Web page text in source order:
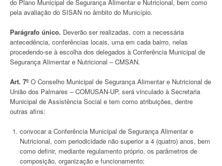
do Plano Municipal de Segurança Alimentar e Nutricional, bem como
pela avaliação do SISAN no âmbito do Município.
Parágrafo único. Deverão ser realizadas, com a necessária
antecedência, conferências locais, uma em cada bairro, nelas
procedendo-se à escolha dos delegados à Conferência Municipal de
Segurança Alimentar e Nutricional – CMSAN.
Art. 7º O Conselho Municipal de Segurança Alimentar e Nutricional de
União dos Palmares – COMUSAN-UP, será vinculado à Secretaria
Municipal de Assistência Social e tem como atribuições, dentre
outras afins:
convocar a Conferência Municipal de Segurança Alimentar e
Nutricional, com periodicidade não superior a 4 (quatro) anos, bem
como definir, mediante regulamento próprio, os parâmetros de
composição, organização e funcionamento;